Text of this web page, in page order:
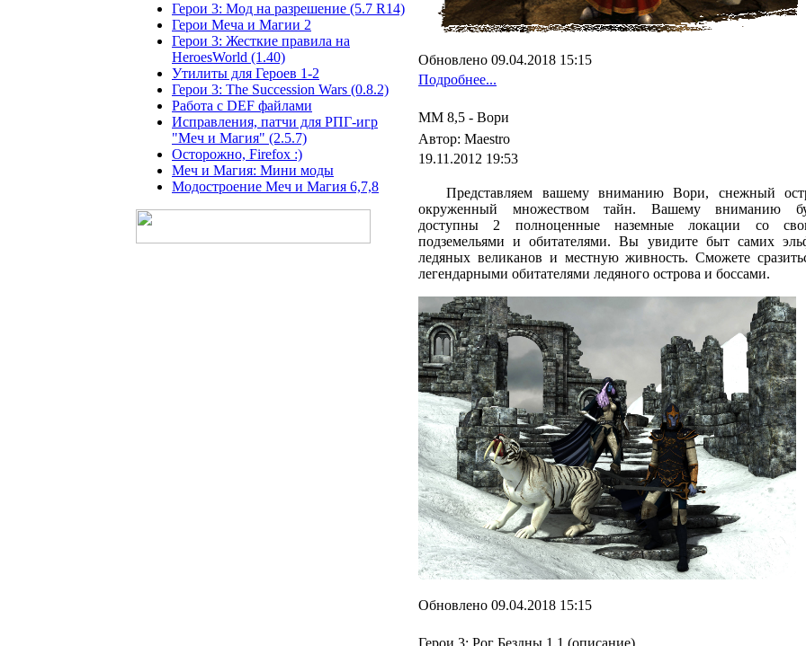
Герои 3: Мод на разрешение (5.7 R14)
Герои Меча и Магии 2
Герои 3: Жесткие правила на
HeroesWorld (1.40)
Утилиты для Героев 1-2
Герои 3: The Succession Wars (0.8.2)
Работа с DEF файлами
Исправления, патчи для РПГ-игр
"Меч и Магия" (2.5.7)
Осторожно, Firefox :)
Меч и Магия: Мини моды
Модостроение Mеч и Mагия 6,7,8
Обновлено 09.04.2018 15:15
Подробнее...
MM 8,5 - Вори
Автор: Maestro
19.11.2012 19:53
Представляем вашему вниманию Вори, снежный
окруженный множеством тайн. Вашему вниманию
доступны 2 полноценные наземные локации со
подземельями и обитателями. Вы увидите быт самих
ледяных великанов и местную живность. Сможете
легендарными обитателями ледяного острова и боссами.
Обновлено 09.04.2018 15:15
Герои 3: Рог Бездны 1.1 (описание)